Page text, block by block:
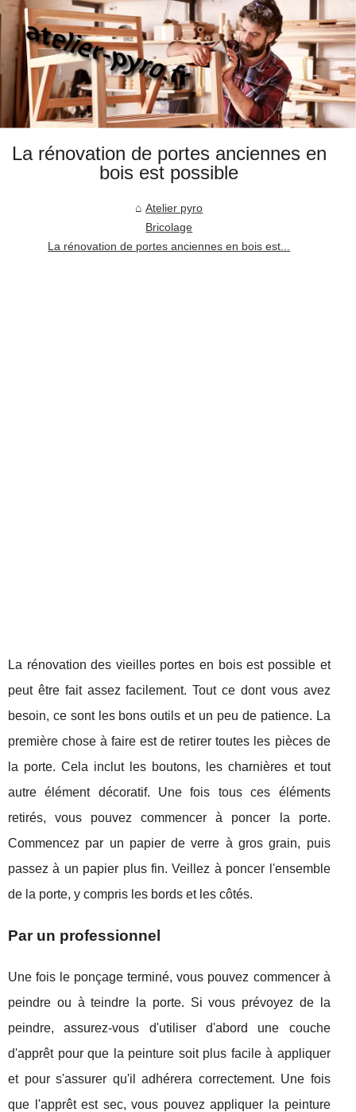
La rénovation de portes anciennes en
bois est possible
Atelier pyro
Bricolage
La rénovation de portes anciennes en bois est...
La rénovation des vieilles portes en bois est possible et
peut être fait assez facilement. Tout ce dont vous avez
besoin, ce sont les bons outils et un peu de patience. La
première chose à faire est de retirer toutes les pièces de
la porte. Cela inclut les boutons, les charnières et tout
autre élément décoratif. Une fois tous ces éléments
retirés, vous pouvez commencer à poncer la porte.
Commencez par un papier de verre à gros grain, puis
passez à un papier plus fin. Veillez à poncer l'ensemble
de la porte, y compris les bords et les côtés.
Par un professionnel
Une fois le ponçage terminé, vous pouvez commencer à
peindre ou à teindre la porte. Si vous prévoyez de la
peindre, assurez-vous d'utiliser d'abord une couche
d'apprêt pour que la peinture soit plus facile à appliquer
et pour s'assurer qu'il adhérera correctement. Une fois
que l'apprêt est sec, vous pouvez appliquer la peinture